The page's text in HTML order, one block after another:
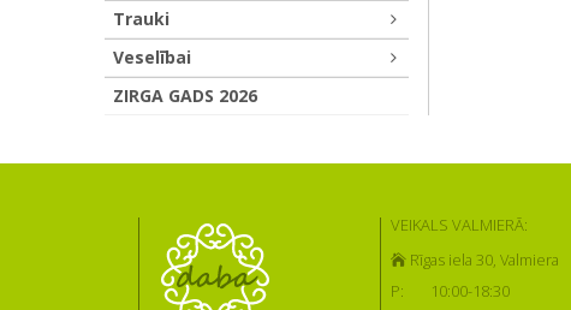
Trauki
Veselībai
ZIRGA GADS 2026
VEIKALS VALMIERĀ:
Rīgas iela 30, Valmiera
P:
10:00-18:30